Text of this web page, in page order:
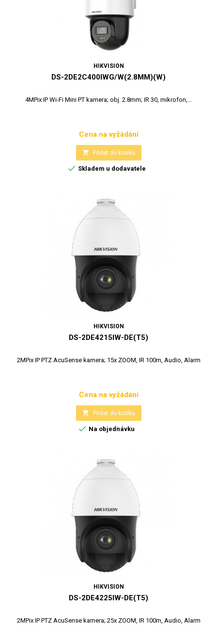
HIKVISION
DS-2DE2C400IWG/W(2.8MM)(W)
4MPix IP Wi-Fi Mini PT kamera; obj. 2.8mm; IR 30, mikrofon,...
Cena
Cena na vyžádání
 Přidat do košíku
 Skladem u dodavatele
HIKVISION
DS-2DE4215IW-DE(T5)
2MPix IP PTZ AcuSense kamera; 15x ZOOM, IR 100m, Audio, Alarm
Cena
Cena na vyžádání
 Přidat do košíku
 Na objednávku
HIKVISION
DS-2DE4225IW-DE(T5)
2MPix IP PTZ AcuSense kamera; 25x ZOOM, IR 100m, Audio, Alarm